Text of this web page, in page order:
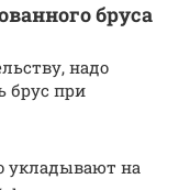
бруса
надо
брус при
укладывают на